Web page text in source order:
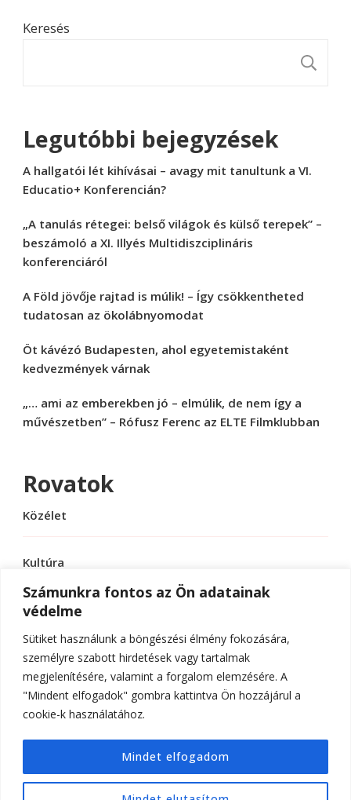
Számunkra fontos az Ön adatainak
védelme
Sütiket használunk a böngészési élmény fokozására,
személyre szabott hirdetések vagy tartalmak
megjelenítésére, valamint a forgalom elemzésére. A
"Mindent elfogadok" gombra kattintva Ön hozzájárul a
cookie-k használatához.
Mindet elfogadom
Keresés
Legutóbbi bejegyzések
A hallgatói lét kihívásai – avagy mit tanultunk a VI.
Educatio+ Konferencián?
„A tanulás rétegei: belső világok és külső terepek” –
beszámoló a XI. Illyés Multidiszciplináris
konferenciáról
A Föld jövője rajtad is múlik! – Így csökkentheted
tudatosan az ökolábnyomodat
Öt kávézó Budapesten, ahol egyetemistaként
kedvezmények várnak
„… ami az emberekben jó – elmúlik, de nem így a
művészetben” – Rófusz Ferenc az ELTE Filmklubban
Rovatok
Közélet
Kultúra
Sport
Tudomány
© Szerzői jog 2026ELTE Online
fenntartva.Hello Fashion | FejlesztetteBlossom
Themes.Készítette: WordPress